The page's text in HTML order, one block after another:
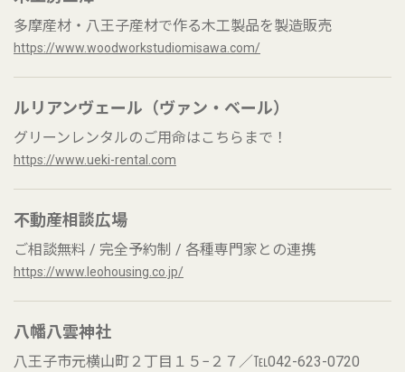
多摩産材・八王子産材で作る木工製品を製造販売
https://www.woodworkstudiomisawa.com/
ルリアンヴェール（ヴァン・ベール）
グリーンレンタルのご用命はこちらまで！
https://www.ueki-rental.com
不動産相談広場
ご相談無料 / 完全予約制 / 各種専門家との連携
https://www.leohousing.co.jp/
八幡八雲神社
八王子市元横山町２丁目１５−２７／℡042-623-0720